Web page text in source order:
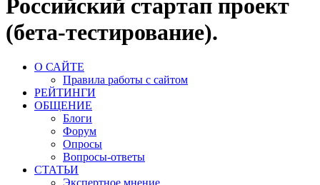
Российский стартап проект
(бета-тестирование).
О САЙТЕ
Правила работы с сайтом
РЕЙТИНГИ
ОБЩЕНИЕ
Блоги
Форум
Опросы
Вопросы-ответы
СТАТЬИ